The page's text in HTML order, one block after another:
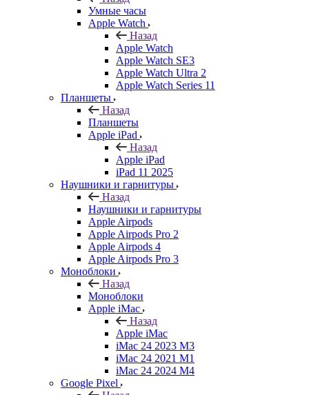
Умные часы
Apple Watch
Назад
Apple Watch
Apple Watch SE3
Apple Watch Ultra 2
Apple Watch Series 11
Планшеты
Назад
Планшеты
Apple iPad
Назад
Apple iPad
iPad 11 2025
Наушники и гарнитуры
Назад
Наушники и гарнитуры
Apple Airpods
Apple Airpods Pro 2
Apple Airpods 4
Apple Airpods Pro 3
Моноблоки
Назад
Моноблоки
Apple iMac
Назад
Apple iMac
iMac 24 2023 M3
iMac 24 2021 M1
iMac 24 2024 M4
Google Pixel